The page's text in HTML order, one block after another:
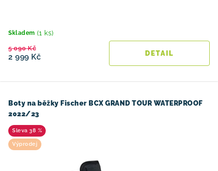
Skladem (1 ks)
2 999 Kč
5 090 Kč
Boty na běžky Fischer BCX GRAND TOUR WATERPROOF
2022/23
38 %
Výprodej